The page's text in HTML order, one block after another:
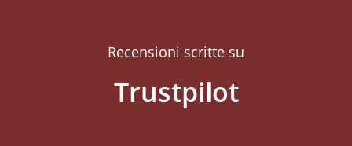
Recensioni scritte su